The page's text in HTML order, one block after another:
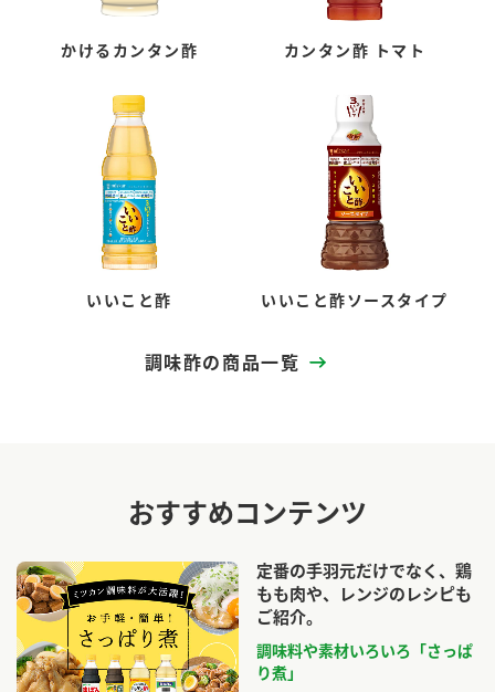
かけるカンタン酢 カンタン酢 トマト
いいこと酢 いいこと酢ソースタイプ
調味酢の商品一覧
おすすめコンテンツ
定番の手羽元だけでなく、鶏
もも肉や、レンジのレシピも
ご紹介。
調味料や素材いろいろ「さっぱ
り煮」